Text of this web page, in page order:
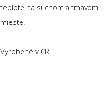
teplote na suchom a tmavom
mieste.
Vyrobené v ČR.